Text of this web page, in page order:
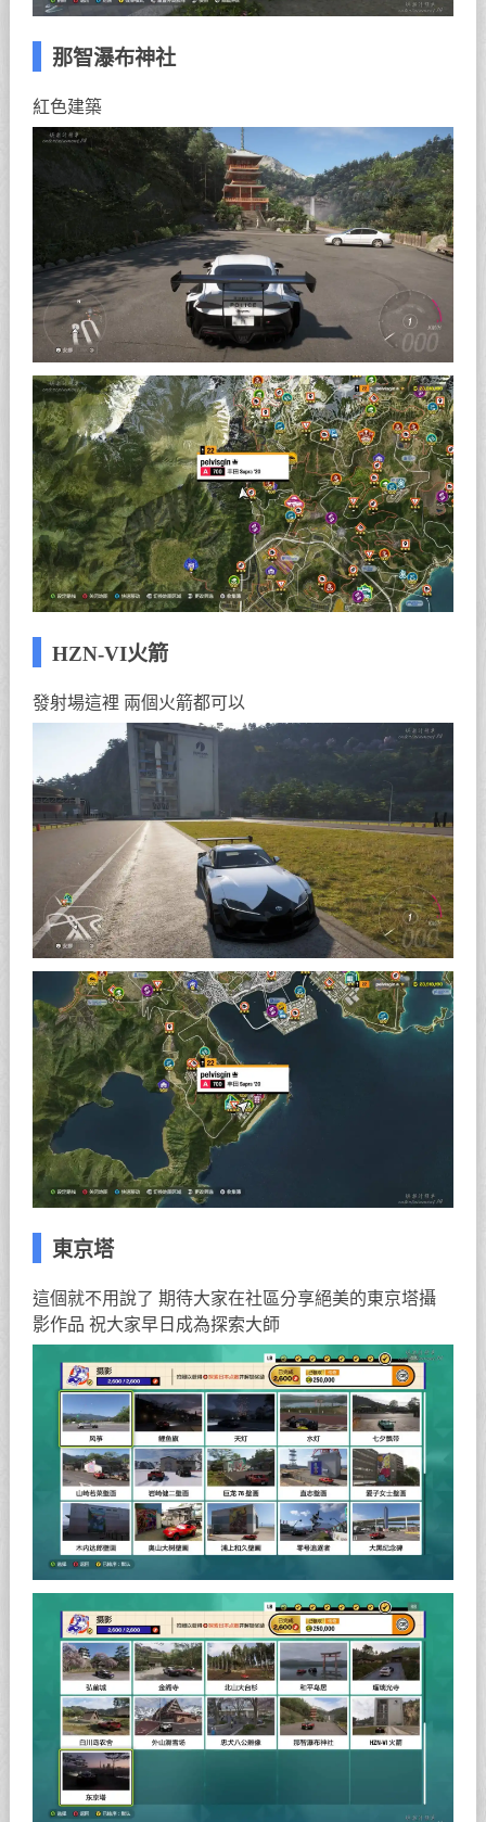
那智瀑布神社
紅色建築
HZN-VI火箭
發射場這裡 兩個火箭都可以
東京塔
這個就不用說了 期待大家在社區分享絕美的東京塔攝
影作品 祝大家早日成為探索大師